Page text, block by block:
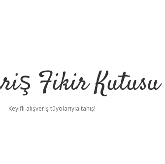
Fikir Kutusu
Keyifli alışveriş tüyolarıyla tanış!